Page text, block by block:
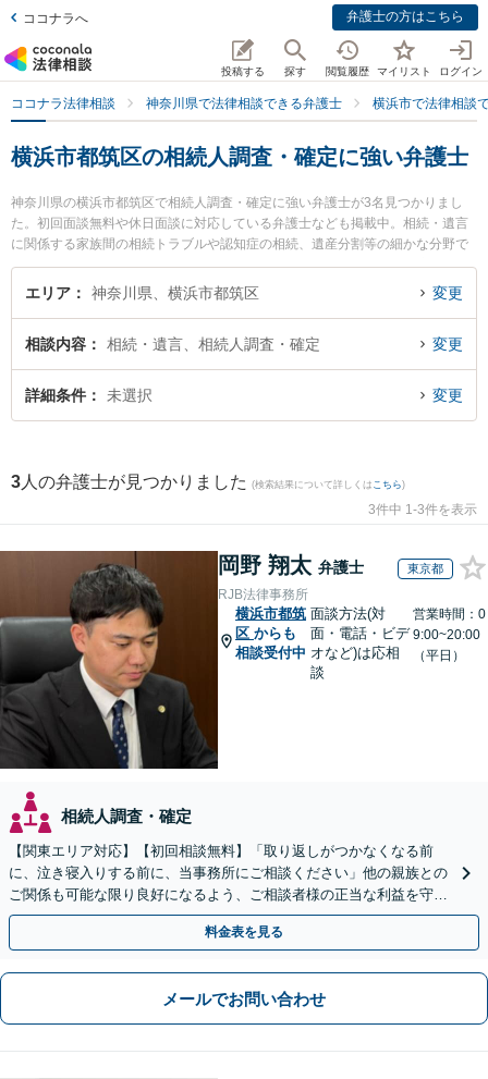
ココナラへ 弁護士の方はこちら
投稿する 探す 閲覧履歴 マイリスト ログイン
ココナラ法律相談 神奈川県で法律相談できる弁護士 横浜市で法律相談
横浜市都筑区の相続人調査・確定に強い弁護士
神奈川県の横浜市都筑区で相続人調査・確定に強い弁護士が3名見つかりまし
た。初回面談無料や休日面談に対応している弁護士なども掲載中。相続・遺言
に関係する家族間の相続トラブルや認知症の相続、遺産分割等の細かな分野で
の絞り込み検索もでき便利です。特に神奈川港北法律事務所の黒田 清彰弁護士
や港北つばき法律事務所の椿 良和弁護士、都筑港北ニュータウン法律事務所の
すぐに弁護士に相談したい』『相続人調査・確定のトラブル解決の実績豊富な
近くの弁護士を検索したい』『初回相談無料で相続人調査・確定を法律相談で
きる横浜市都筑区内の弁護士に相談予約したい』などでお困りの相談者さんに
エリア 神奈川県、横浜市都筑区 変更
相談内容 相続・遺言、相続人調査・確定 変更
詳細条件 未選択 変更
3 人の弁護士が見つかりました (検索結果について詳しくは こちら)
3件中 1-3件を表示
岡野 翔太 弁護士 東京都
RJB法律事務所
横浜市都筑
区 からも
相談受付中
面談方法(対
面・電話・ビデ
オなど)は応相
談
営業時間：0
9:00~20:00
（平日）
相続人調査・確定
【関東エリア対応】【初回相談無料】「取り返しがつかなくなる前
に、泣き寝入りする前に、当事務所にご相談ください」他の親族との
ご関係も可能な限り良好になるよう、ご相談者様の正当な利益を守り
つつ、双方が納得できる着地点を探ります。
料金表を見る
メールでお問い合わせ